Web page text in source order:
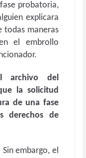
probatoria,
explicara
todas maneras
el embrollo
archivo del
la solicitud
de una fase
derechos de
Sin embargo, el